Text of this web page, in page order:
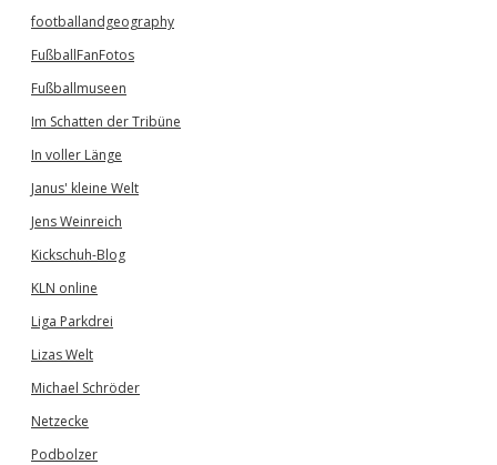
footballandgeography
FußballFanFotos
Fußballmuseen
Im Schatten der Tribüne
In voller Länge
Janus' kleine Welt
Jens Weinreich
Kickschuh-Blog
KLN online
Liga Parkdrei
Lizas Welt
Michael Schröder
Netzecke
Podbolzer